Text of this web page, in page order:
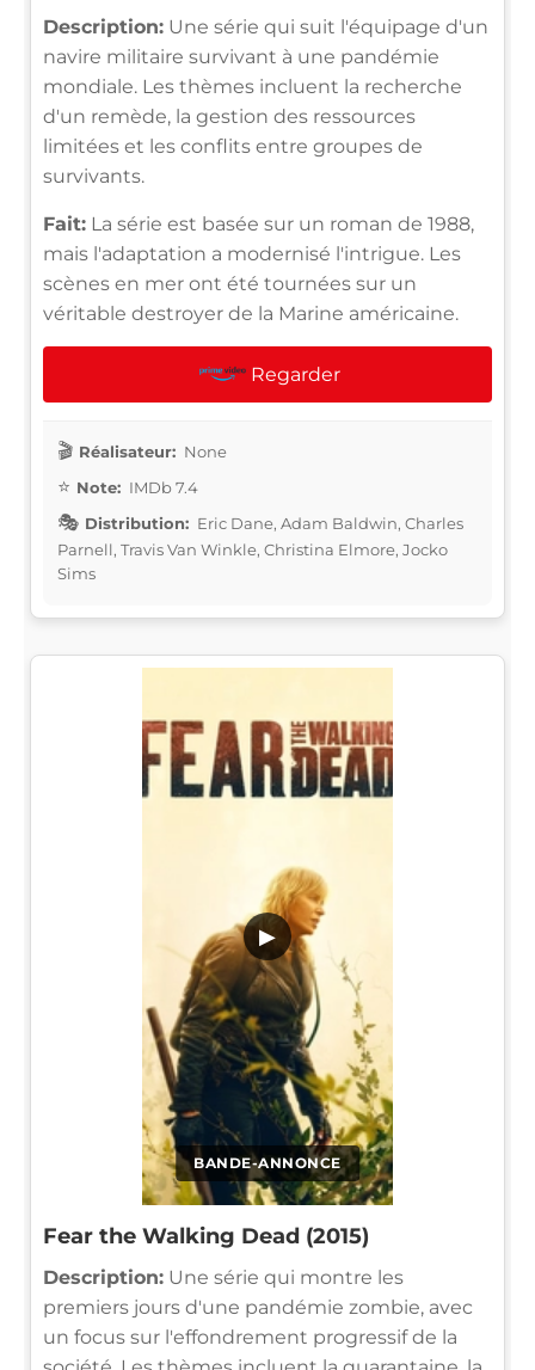
Description: Une série qui suit l'équipage d'un
navire militaire survivant à une pandémie
mondiale. Les thèmes incluent la recherche
d'un remède, la gestion des ressources
limitées et les conflits entre groupes de
survivants.
Fait: La série est basée sur un roman de 1988,
mais l'adaptation a modernisé l'intrigue. Les
scènes en mer ont été tournées sur un
véritable destroyer de la Marine américaine.
Regarder
Réalisateur: None
Note: IMDb 7.4
Distribution: Eric Dane, Adam Baldwin, Charles
Parnell, Travis Van Winkle, Christina Elmore, Jocko
Sims
BANDE-ANNONCE
▶
Fear the Walking Dead (2015)
Description: Une série qui montre les
premiers jours d'une pandémie zombie, avec
un focus sur l'effondrement progressif de la